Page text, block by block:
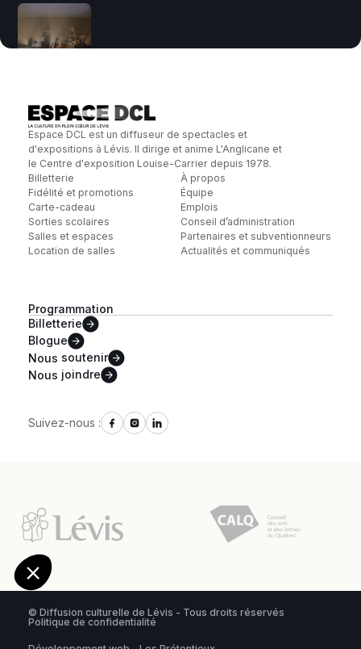
Espace DCL est un diffuseur de spectacles et
d'expositions à Lévis. Il dirige et anime L'Anglicane et
le Centre d'exposition Louise-Carrier depuis 1978.
Billetterie
Fidélité et promotions
Carte-cadeau
Sorties scolaires
Salles et espaces
Location de salles
À propos
Équipe
Emplois
Conseil d’administration
Partenaires et subventionneurs
Actualités et communiqués
Programmation
Billetterie
Blogue
Nous soutenir
Nous joindre
Suivez-nous :
© Diffusion culturelle de Lévis - Tous droits réservés
Politique de confidentialité